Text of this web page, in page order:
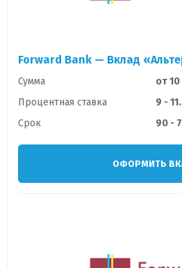
Forward Bank — Вклад
Сумма
от
Процентная ставка
9 -
Срок
90 -
ОФОРМИТЬ